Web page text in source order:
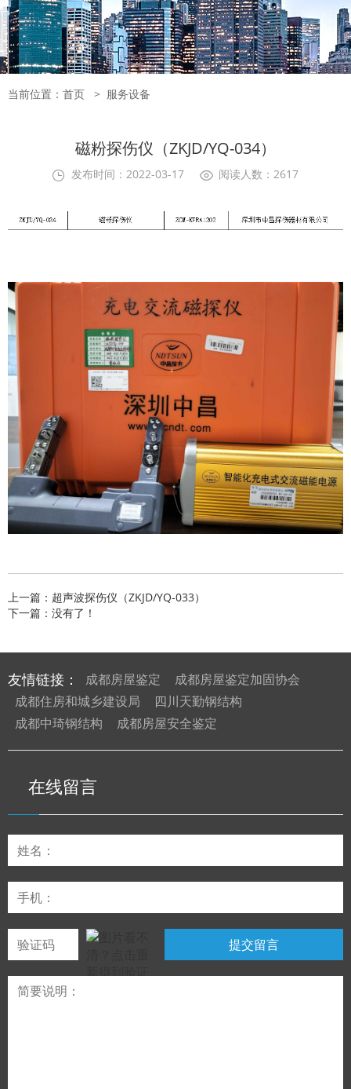
当前位置： 首页 > 服务设备
磁粉探伤仪（ZKJD/YQ-034）
发布时间：2022-03-17 阅读人数：2617
上一篇：超声波探伤仪（ZKJD/YQ-033）
下一篇：没有了！
友情链接： 成都房屋鉴定
成都房屋鉴定加固协会
成都住房和城乡建设局
四川天勤钢结构
成都中琦钢结构
成都房屋安全鉴定
在线留言